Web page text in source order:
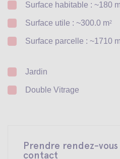
Surface habitable : ~180
Surface utile : ~300.0 m2
Surface parcelle : ~1710
Jardin
Double Vitrage
Prendre rendez-
contact